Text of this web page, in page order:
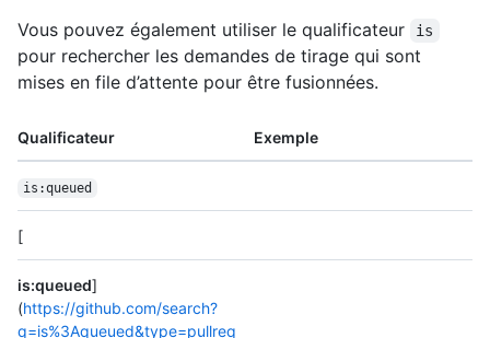
Vous pouvez également utiliser le qualificateur is
pour rechercher les demandes de tirage qui sont
mises en file d’attente pour être fusionnées.
Qualificateur Exemple
is:queued
[
is:queued]
(https://github.com/search?
q=is%3Aqueued&type=pullreq